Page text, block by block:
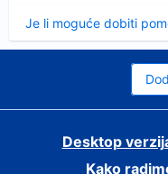
Je li moguće dobiti
Desktop
Kako